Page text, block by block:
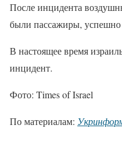
После инцидента
были пассажиры,
В настоящее время
инцидент.
Фото: Times of Israel
По материалам: